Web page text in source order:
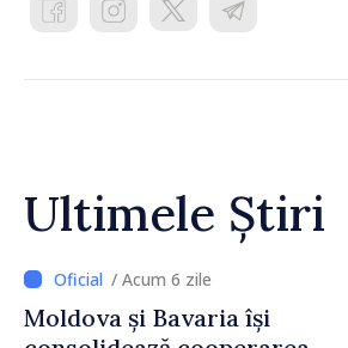
Ultimele Știri
/ Acum 6 zile
Moldova și Bavaria își